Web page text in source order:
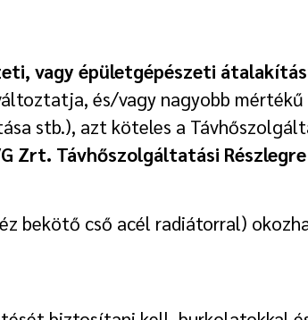
vagy épületgépészeti
és/vagy nagyobb
stb.), azt köteles a
Zrt. Távhőszolgáltatási
bekötő cső acél radiátorral)